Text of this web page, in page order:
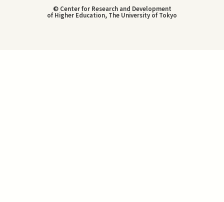
© Center for Research and Development
of Higher Education, The University of Tokyo